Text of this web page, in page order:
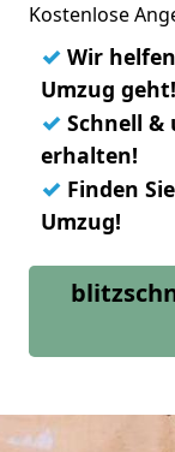
Kostenlose
✓ Wir
Umzug geht!
✓ Schnell
erhalten!
✓ Finden
Umzug!